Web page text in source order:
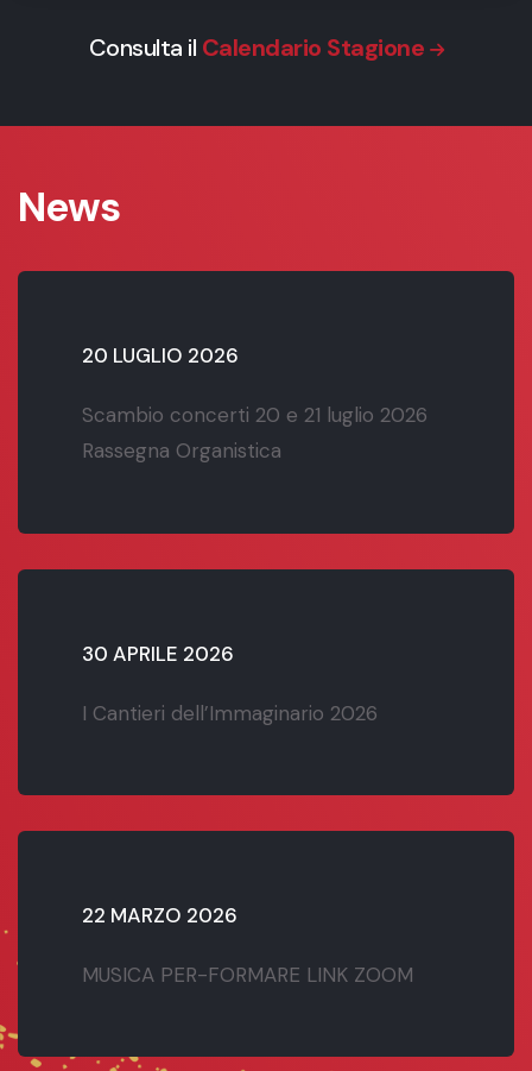
Consulta il Calendario Stagione
News
20 LUGLIO 2026
Scambio concerti 20 e 21 luglio 2026
Rassegna Organistica
30 APRILE 2026
I Cantieri dell’Immaginario 2026
22 MARZO 2026
MUSICA PER-FORMARE LINK ZOOM